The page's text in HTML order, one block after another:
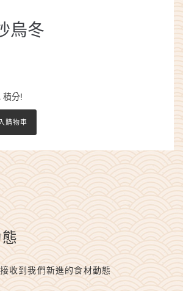
烏冬
積分!
購物車
收到我們新進的食材動態